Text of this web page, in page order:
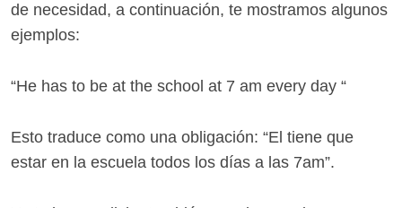
de necesidad, a continuación, te mostramos algunos
ejemplos:
“He has to be at the school at 7 am every day “
Esto traduce como una obligación: “El tiene que
estar en la escuela todos los días a las 7am”.